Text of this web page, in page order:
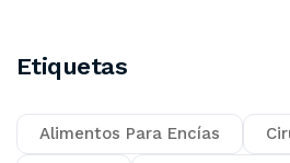
Etiquetas
Alimentos Para Encías